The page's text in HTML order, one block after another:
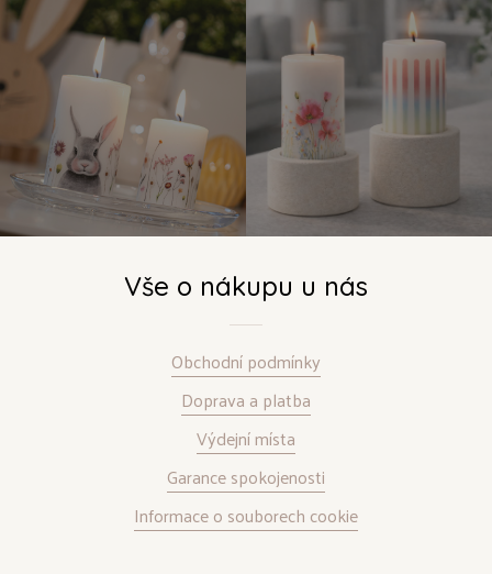
Vše o nákupu u nás
Obchodní podmínky
Doprava a platba
Výdejní místa
Garance spokojenosti
Informace o souborech cookie